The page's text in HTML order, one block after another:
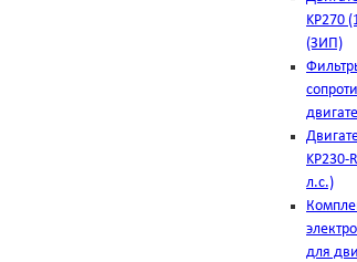
KP270
(ЗИП)
KP230-
л.с.)
для